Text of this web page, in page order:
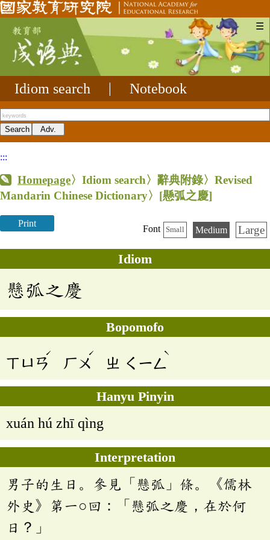
☰
Idiom search Notebook
:::
Homepage〉Idiom search〉辭典附錄〉Revised
Mandarin Chinese Dictionary〉 [懸弧之慶]
Print
Font Small Medium Large
Idiom
懸弧之慶
Bopomofo
ㄒㄩㄢ
ˊ
ㄏㄨ
ˊ
ㄓ ㄑㄧㄥ
ˋ
Hanyu Pinyin
xuán hú zhī qìng
Interpretation
男子的生日。參見「懸弧」條。《儒林
外史》第一○回：「懸弧之慶，在於何
日？」